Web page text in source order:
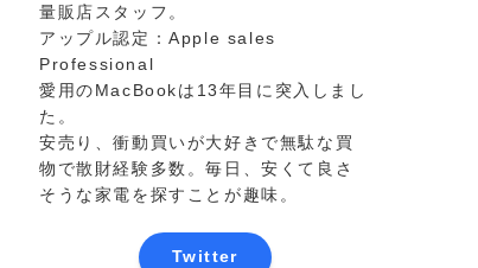
量販店スタッフ。
アップル認定：Apple sales
Professional
愛用のMacBookは13年目に突入しまし
た。
安売り、衝動買いが大好きで無駄な買
物で散財経験多数。毎日、安くて良さ
そうな家電を探すことが趣味。
Twitter